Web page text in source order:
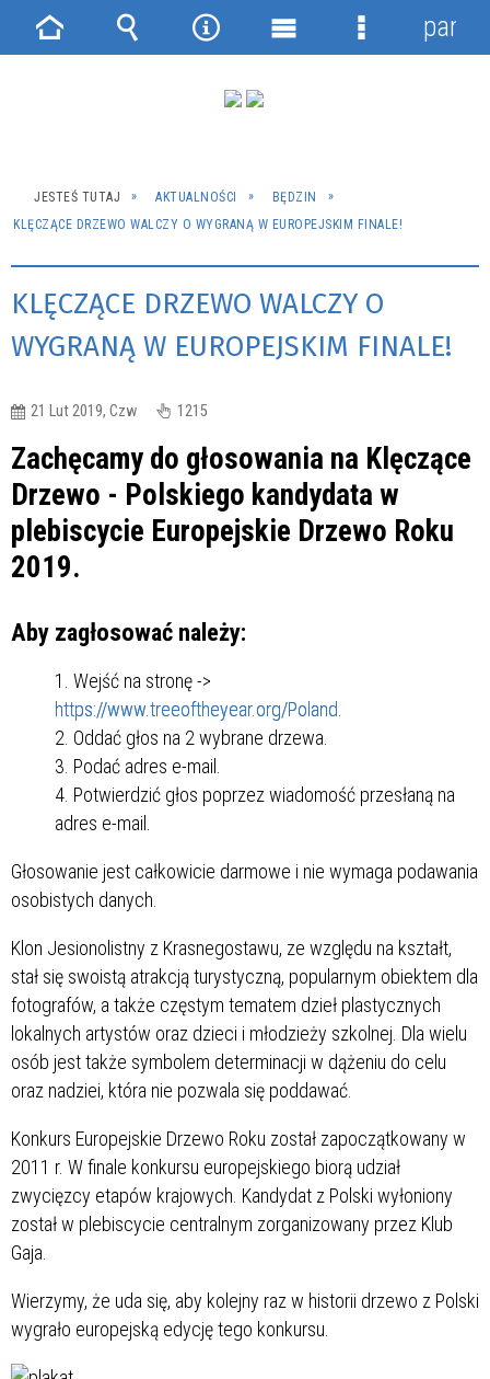
JESTEŚ TUTAJ AKTUALNOŚCI
BĘDZIN
KLĘCZĄCE DRZEWO WALCZY O WYGRANĄ W EUROPEJSKIM FINALE!
KLĘCZĄCE DRZEWO WALCZY O
WYGRANĄ W EUROPEJSKIM FINALE!
21 Lut 2019, Czw 1215
Zachęcamy do głosowania na Klęczące
Drzewo - Polskiego kandydata w
plebiscycie Europejskie Drzewo Roku
2019.
Aby zagłosować należy:
Wejść na stronę ->
https://www.treeoftheyear.org/Poland
Oddać głos na 2 wybrane drzewa.
Podać adres e-mail.
Potwierdzić głos poprzez wiadomość przesłaną na
adres e-mail.
Głosowanie jest całkowicie darmowe i nie wymaga podawania
osobistych danych.
Klon Jesionolistny z Krasnegostawu, ze względu na kształt,
stał się swoistą atrakcją turystyczną, popularnym obiektem dla
fotografów, a także częstym tematem dzieł plastycznych
lokalnych artystów oraz dzieci i młodzieży szkolnej. Dla wielu
osób jest także symbolem determinacji w dążeniu do celu
oraz nadziei, która nie pozwala się poddawać.
Konkurs Europejskie Drzewo Roku został zapoczątkowany w
2011 r. W finale konkursu europejskiego biorą udział
zwycięzcy etapów krajowych. Kandydat z Polski wyłoniony
został w plebiscycie centralnym zorganizowany przez Klub
Gaja.
Wierzymy, że uda się, aby kolejny raz w historii drzewo z Polski
wygrało europejską edycję tego konkursu.
Strona Wyszukiwarka
NarzędziaMenu
Menu
panel